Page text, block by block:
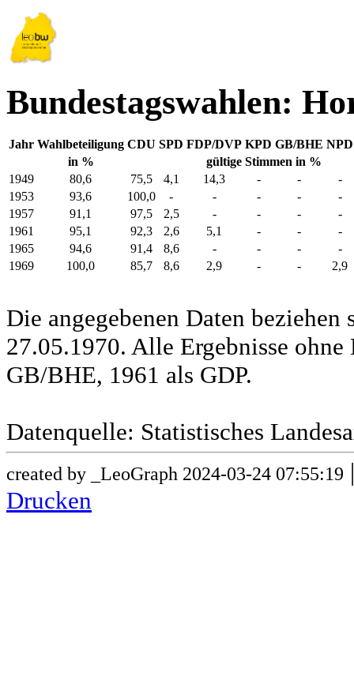
Bundestagswahlen:
Jahr Wahlbeteiligung CDU SPD FDP/DVP KPD GB/BHE NPD
in %
gültige Stimmen in %
1949
80,6 75,5 4,1 14,3 - -
-
1953
93,6 100,0 - - - -
-
1957
91,1 97,5 2,5 - - -
-
1961
95,1 92,3 2,6 5,1 - -
-
1965
94,6 91,4 8,6 - - -
-
1969
100,0 85,7 8,6 2,9 - - 2,9
Die angegebenen Daten
27.05.1970. Alle Ergebnisse
GB/BHE, 1961 als GDP.
Datenquelle: Statistisches
created by _LeoGraph 2024-03-24 07:55:19
Drucken